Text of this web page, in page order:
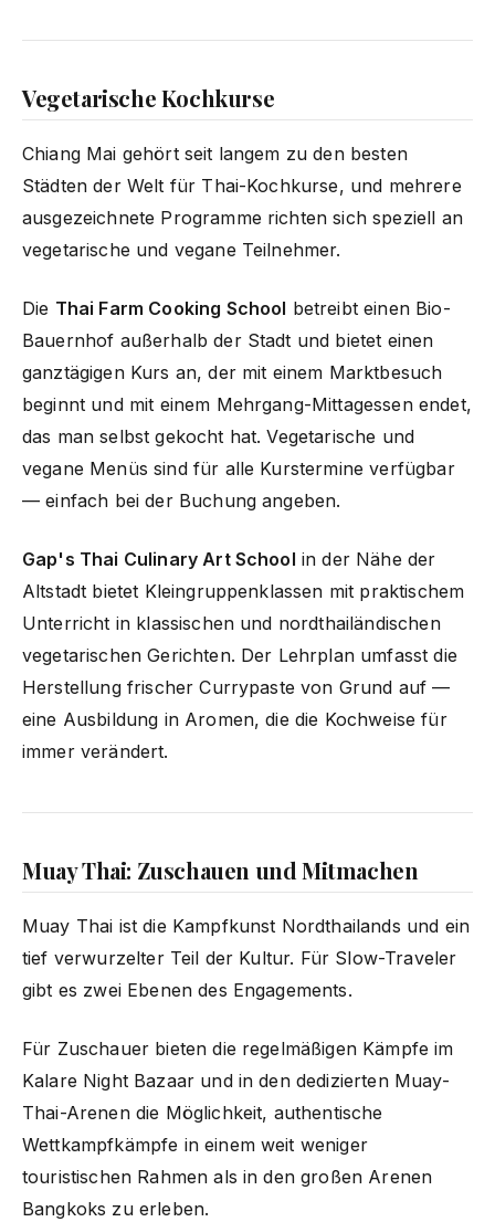
Vegetarische Kochkurse
Chiang Mai gehört seit langem zu den besten
Städten der Welt für Thai-Kochkurse, und mehrere
ausgezeichnete Programme richten sich speziell an
vegetarische und vegane Teilnehmer.
Die Thai Farm Cooking School betreibt einen Bio-
Bauernhof außerhalb der Stadt und bietet einen
ganztägigen Kurs an, der mit einem Marktbesuch
beginnt und mit einem Mehrgang-Mittagessen endet,
das man selbst gekocht hat. Vegetarische und
vegane Menüs sind für alle Kurstermine verfügbar
— einfach bei der Buchung angeben.
Gap's Thai Culinary Art School in der Nähe der
Altstadt bietet Kleingruppenklassen mit praktischem
Unterricht in klassischen und nordthailändischen
vegetarischen Gerichten. Der Lehrplan umfasst die
Herstellung frischer Currypaste von Grund auf —
eine Ausbildung in Aromen, die die Kochweise für
immer verändert.
Muay Thai: Zuschauen und Mitmachen
Muay Thai ist die Kampfkunst Nordthailands und ein
tief verwurzelter Teil der Kultur. Für Slow-Traveler
gibt es zwei Ebenen des Engagements.
Für Zuschauer bieten die regelmäßigen Kämpfe im
Kalare Night Bazaar und in den dedizierten Muay-
Thai-Arenen die Möglichkeit, authentische
Wettkampfkämpfe in einem weit weniger
touristischen Rahmen als in den großen Arenen
Bangkoks zu erleben.